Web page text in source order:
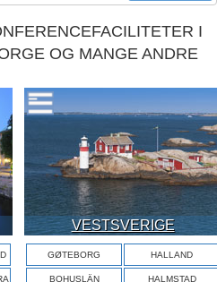
I
OG MANGE ANDRE
VESTSVERIGE
GØTEBORG HALLAND
BOHUSLÄN HALMSTAD